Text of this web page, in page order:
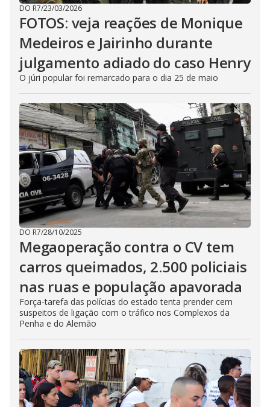
DO R7/23/03/2026
FOTOS: veja reações de Monique
Medeiros e Jairinho durante
julgamento adiado do caso Henry
O júri popular foi remarcado para o dia 25 de maio
DO R7/28/10/2025
Megaoperação contra o CV tem
carros queimados, 2.500 policiais
nas ruas e população apavorada
Força-tarefa das polícias do estado tenta prender cem
suspeitos de ligação com o tráfico nos Complexos da
Penha e do Alemão